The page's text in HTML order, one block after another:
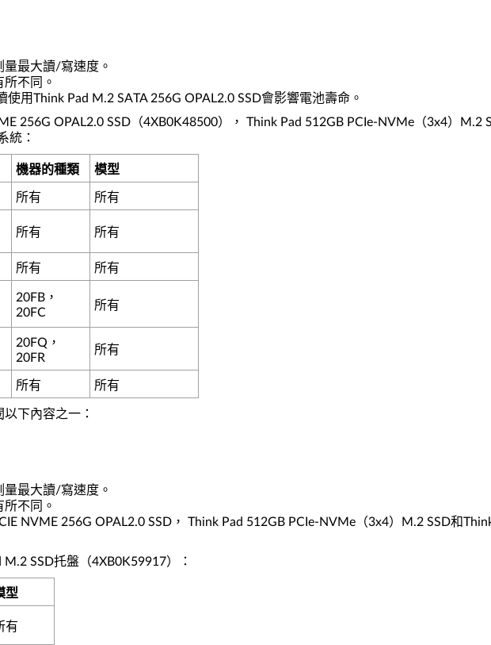
最大讀/寫速度。
不同。
使用Think Pad M.2 SATA 256G OPAL2.0 SSD會影響電池壽命。
256G OPAL2.0 SSD（4XB0K48500）， Think Pad 512GB PCIe-NVMe（3x4）M.2
統：
機器的種類 模型
所有 所有
所有 所有
所有 所有
20FB，
20FC
所有
20FQ，
20FR
所有
所有 所有
下內容之一：
最大讀/寫速度。
不同。
NVME 256G OPAL2.0 SSD， Think Pad 512GB PCIe-NVMe（3x4）M.2 SSD和
SSD托盤（4XB0K59917）：
型
有